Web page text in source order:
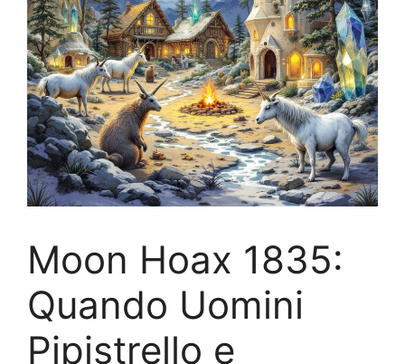
Moon Hoax 1835:
Quando Uomini
Pipistrello e